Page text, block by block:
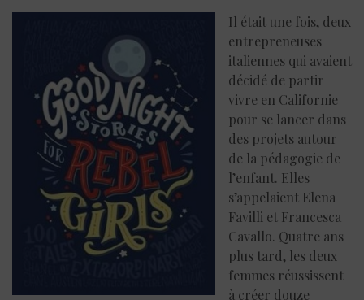
Il était une fois, deux
entrepreneuses
italiennes qui avaient
décidé de partir
vivre en Californie
pour se lancer dans
des projets autour
de la pédagogie de
l’enfant. Elles
s’appelaient Elena
Favilli et Francesca
Cavallo. Quatre ans
plus tard, les deux
femmes réussissent
à créer douze